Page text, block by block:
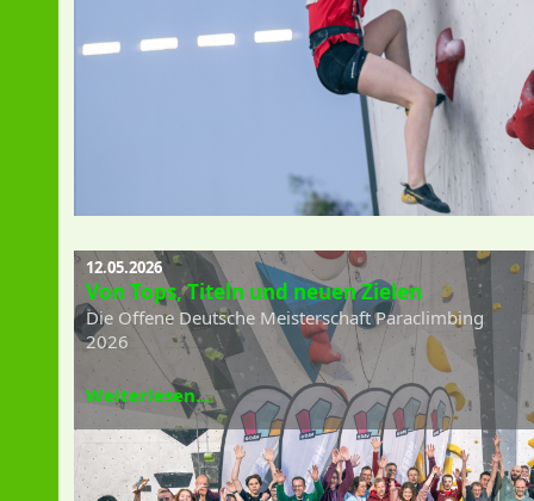
12.05.2026
Von Tops, Titeln und neuen Zielen
Die Offene Deutsche Meisterschaft Paraclimbing
2026
Weiterlesen...